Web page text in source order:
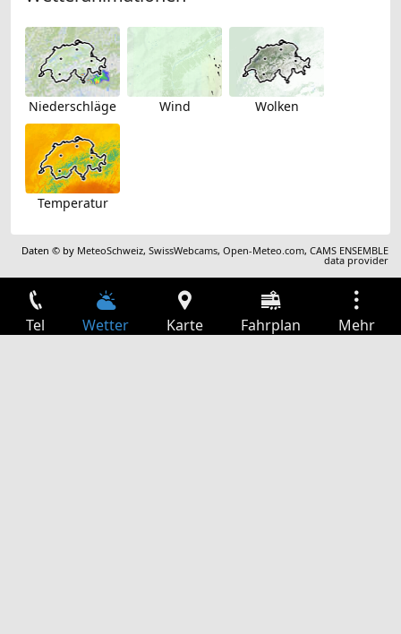
Niederschläge Wind Wolken
Temperatur
Daten © by MeteoSchweiz,SwissWebcams,Open-Meteo.com,CAMS ENSEMBLE
data provider
Tel Wetter Karte Fahrplan Mehr